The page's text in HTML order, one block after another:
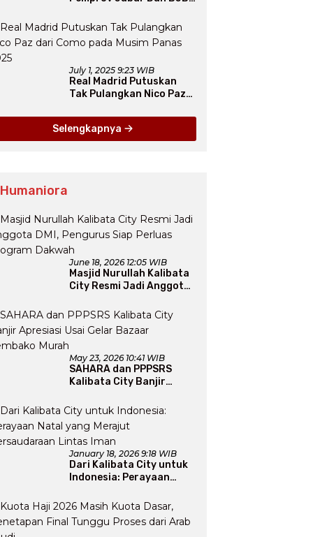
100 Ribu Rumah FLPP
July 1, 2025 9:23 WIB
Real Madrid Putuskan
Tak Pulangkan Nico Paz
Panas 2025
Selengkapnya
June 18, 2026 12:05 WIB
Masjid Nurullah Kalibata
City Resmi Jadi Anggota
Perluas Program Dakwah
May 23, 2026 10:41 WIB
SAHARA dan PPPSRS
Kalibata City Banjir
Bazaar Sembako Murah
January 18, 2026 9:18 WIB
Dari Kalibata City untuk
Indonesia: Perayaan
Persaudaraan Lintas
Iman